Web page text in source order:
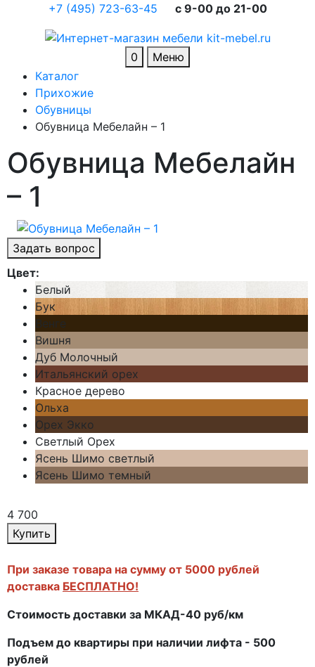
+7 (495) 723-63-45 c 9-00 до 21-00
0
Меню
Каталог
Прихожие
Обувницы
Обувница Мебелайн – 1
Обувница Мебелайн
– 1
Задать вопрос
Цвет:
Белый
Бук
Венге
Вишня
Дуб Молочный
Итальянский орех
Красное дерево
Ольха
Орех Экко
Светлый Орех
Ясень Шимо светлый
Ясень Шимо темный
4 700
Купить
При заказе товара на сумму от 5000 рублей
доставка БЕСПЛАТНО!
Стоимость доставки за МКАД-40 руб/км
Подъем до квартиры при наличии лифта - 500
рублей